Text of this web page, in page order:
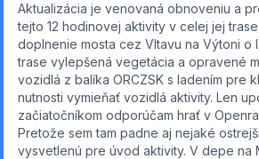
Aktualizácia je venovaná obnoveniu a
tejto 12 hodinovej aktivity v celej jej
doplnenie mosta cez Vltavu na Výtoni o
trase vylepšená vegetácia a opravené
vozidlá z balíka ORCZSK s ladením pre
nutnosti vymieňať vozidlá aktivity. Len
začiatočníkom odporúčam hrať v
Pretože sem tam padne aj nejaké
vysvetlenú pre úvod aktivity. V depe na